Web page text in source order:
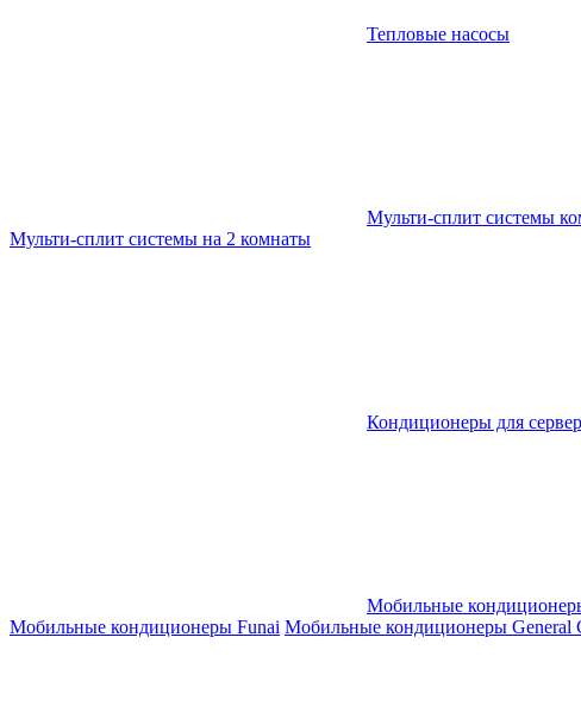
Тепловые насосы
Мульти-сплит системы
Мульти-сплит системы на 2 комнаты
Кондиционеры для
Мобильные
Мобильные кондиционеры Funai Мобильные кондиционеры General